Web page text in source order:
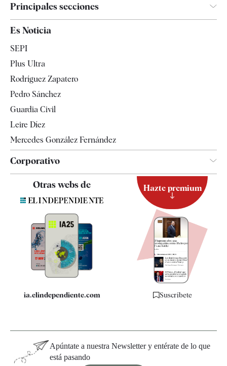
Principales secciones
Televisión
Es Noticia
SEPI
Plus Ultra
Rodríguez Zapatero
Pedro Sánchez
Guardia Civil
Leire Díez
Mercedes González Fernández
Corporativo
Quiénes somos
Especificaciones
Otras webs de
ia.elindependiente.com
Hazte premium
Suscríbete
Apúntate a nuestra Newsletter y entérate de lo que
está pasando